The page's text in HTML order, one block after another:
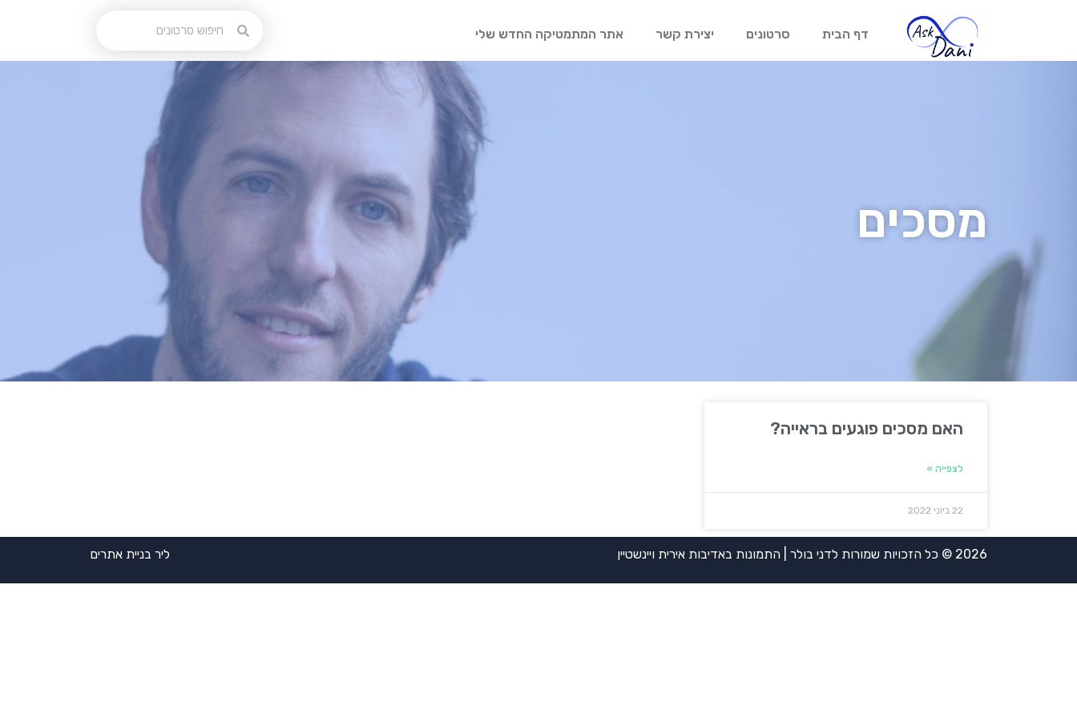
דף הבית סרטונים יצירת קשר אתר המתמטיקה החדש שלי
מסכים
האם מסכים פוגעים בראייה?
לצפייה »
22 ביוני 2022
2026 © כל הזכויות שמורות לדני בולר | התמונות באדיבות אירית ויינשטיין ליר בניית אתרים